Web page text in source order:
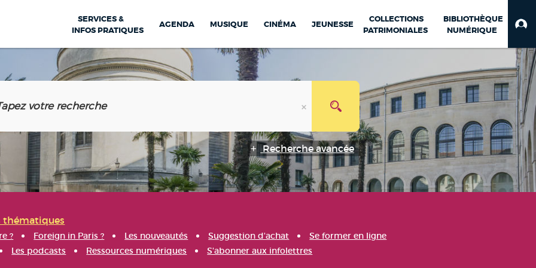
SERVICES &
INFOS PRATIQUES
AGENDA MUSIQUE CINÉMA JEUNESSE
COLLECTIONS
PATRIMONIALES
BIBLIOTHÈQUE
NUMÉRIQUE
Recherche avancée
thématiques
? Foreign in Paris ? Les nouveautés Suggestion d'achat
Se former en ligne
Les podcasts Ressources numériques S'abonner aux infolettres